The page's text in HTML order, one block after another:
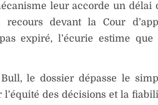
leur accorde un délai
devant la Cour
expiré, l’écurie estime que
le dossier dépasse le
des décisions et la